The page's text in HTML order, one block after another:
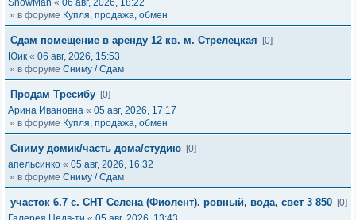
SnowMan « 06 авг, 2026, 18:22
» в форуме Купля, продажа, обмен
Сдам помещение в аренду 12 кв. м. Стрелецкая
[0]
Юик « 06 авг, 2026, 15:53
» в форуме Сниму / Сдам
Продам Тресибу [0]
Арина Ивановна « 05 авг, 2026, 17:17
» в форуме Купля, продажа, обмен
Сниму домик/часть дома/студию [0]
апельсинко « 05 авг, 2026, 16:32
» в форуме Сниму / Сдам
участок 6.7 с. СНТ Селена (Фиолент). ровный, вода, свет 3 850 [0]